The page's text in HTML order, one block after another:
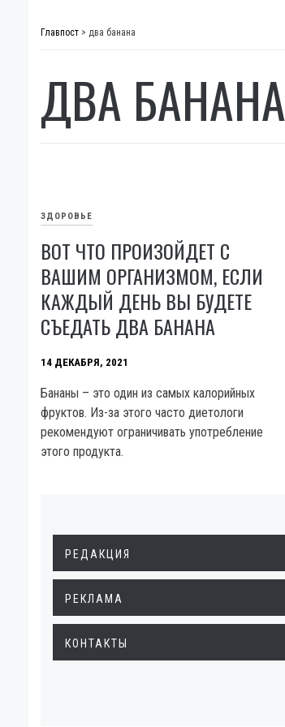
Главпост > два банана
ДВА БАНАНА
ЗДОРОВЬЕ
ВОТ ЧТО ПРОИЗОЙДЕТ С
ВАШИМ ОРГАНИЗМОМ, ЕСЛИ
КАЖДЫЙ ДЕНЬ ВЫ БУДЕТЕ
СЪЕДАТЬ ДВА БАНАНА
14 ДЕКАБРЯ, 2021
Бананы – это один из самых калорийных
фруктов. Из-за этого часто диетологи
рекомендуют ограничивать употребление
этого продукта.
РЕДАКЦИЯ
РЕКЛАМА
КОНТАКТЫ